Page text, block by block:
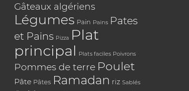
Gâteaux algériens
Légumes Pain Pains Pates
et Pains Pizza Plat
principal Plats faciles Poivrons
Pommes de terre Poulet
Pâte Pâtes Ramadan riz Sablés